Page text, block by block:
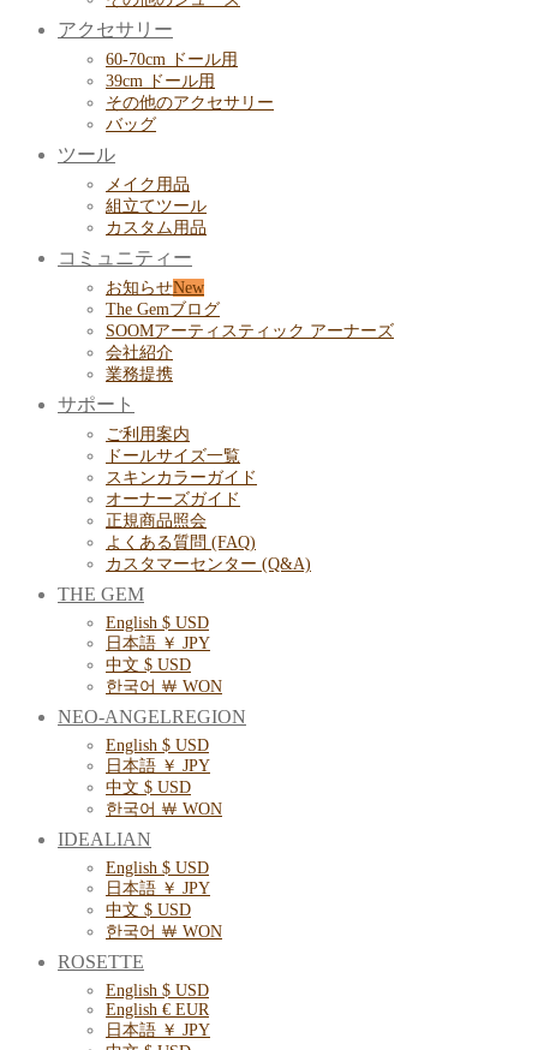
アクセサリー
60-70cm ドール用
39cm ドール用
その他のアクセサリー
バッグ
ツール
メイク用品
組立てツール
カスタム用品
コミュニティー
お知らせ
The Gemブログ
SOOMアーティスティック アーナーズ
会社紹介
業務提携
サポート
ご利用案内
ドールサイズ一覧
スキンカラーガイド
オーナーズガイド
正規商品照会
よくある質問 (FAQ)
カスタマーセンター (Q&A)
THE GEM
English $ USD
日本語 ￥ JPY
中文 $ USD
한국어 ￦ WON
NEO-ANGELREGION
English $ USD
日本語 ￥ JPY
中文 $ USD
한국어 ￦ WON
IDEALIAN
English $ USD
日本語 ￥ JPY
中文 $ USD
한국어 ￦ WON
ROSETTE
English $ USD
English € EUR
日本語 ￥ JPY